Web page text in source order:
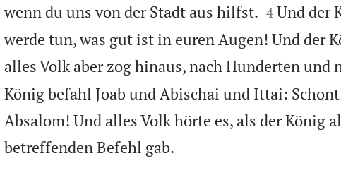
wenn du uns von der Stadt aus hilfst.
4 Und der
werde tun, was gut ist in euren Augen! Und der
alles Volk aber zog hinaus, nach Hunderten und
König befahl Joab und Abischai und Ittai:
Absalom! Und alles Volk hörte es, als der König
betreffenden Befehl gab.